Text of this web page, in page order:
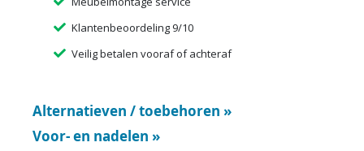
Klantenbeoordeling 9/10
Veilig betalen vooraf of achteraf
Alternatieven / toebehoren »
Voor- en nadelen »